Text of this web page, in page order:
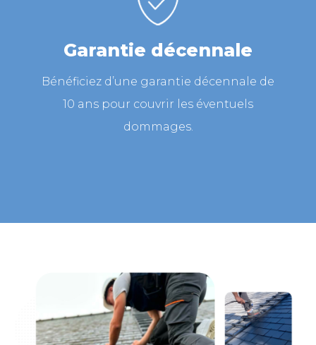
Garantie décennale
Bénéficiez d’une garantie décennale de
10 ans pour couvrir les éventuels
dommages.